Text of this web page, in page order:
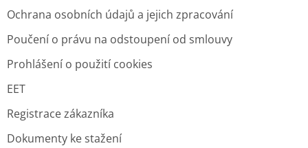
Ochrana osobních údajů a jejich zpracování
Poučení o právu na odstoupení od smlouvy
Prohlášení o použití cookies
EET
Registrace zákazníka
Dokumenty ke stažení